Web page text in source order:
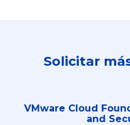
Solicitar
VMware Cloud
and